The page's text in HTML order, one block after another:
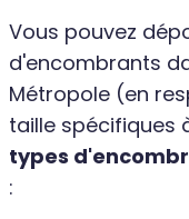
Vous pouvez
d'encombrants
Métropole (en
taille spécifiques
types
: